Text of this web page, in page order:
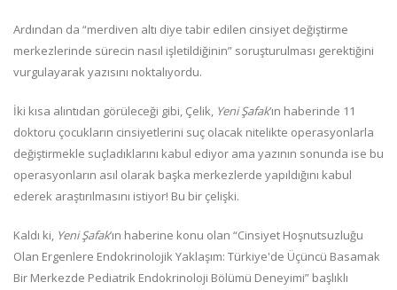
Ardından da “merdiven altı diye tabir edilen cinsiyet değiştirme
merkezlerinde sürecin nasıl işletildiğinin” soruşturulması gerektiğini
vurgulayarak yazısını noktalıyordu.
İki kısa alıntıdan görüleceği gibi, Çelik, Yeni Şafak’ın haberinde 11
doktoru çocukların cinsiyetlerini suç olacak nitelikte operasyonlarla
değiştirmekle suçladıklarını kabul ediyor ama yazının sonunda ise bu
operasyonların asıl olarak başka merkezlerde yapıldığını kabul
ederek araştırılmasını istiyor! Bu bir çelişki.
Kaldı ki, Yeni Şafak’ın haberine konu olan “Cinsiyet Hoşnutsuzluğu
Olan Ergenlere Endokrinolojik Yaklaşım: Türkiye'de Üçüncü Basamak
Bir Merkezde Pediatrik Endokrinoloji Bölümü Deneyimi” başlıklı